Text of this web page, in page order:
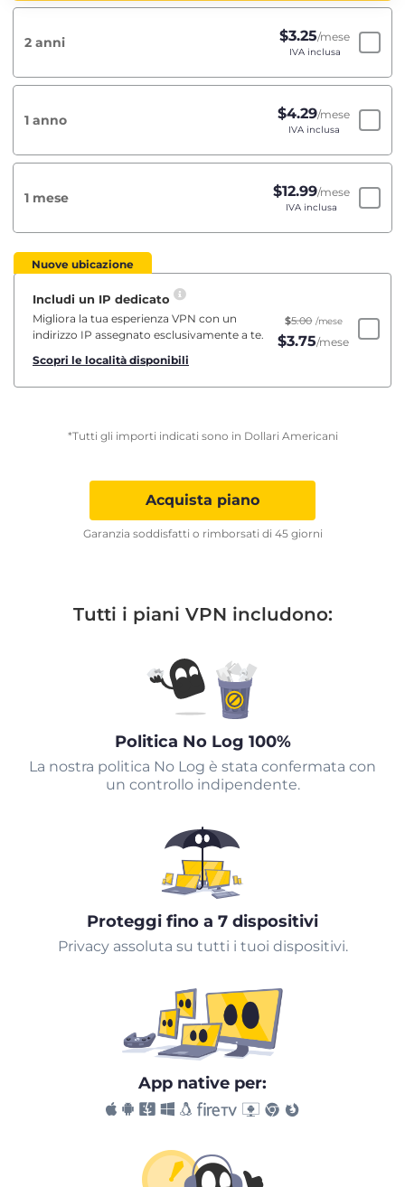
2 anni $3.25/mese
IVA inclusa
1 anno $4.29/mese
IVA inclusa
1 mese $12.99/mese
IVA inclusa
Nuove ubicazione
Includi un IP dedicato
Migliora la tua esperienza VPN con un
indirizzo IP assegnato esclusivamente a te.
Scopri le località disponibili
$5.00 /mese
$3.75/mese
*Tutti gli importi indicati sono in Dollari Americani
Acquista piano
Garanzia soddisfatti o rimborsati di 45 giorni
Tutti i piani VPN includono:
Politica No Log 100%
La nostra politica No Log è stata confermata con
un controllo indipendente.
Proteggi fino a 7 dispositivi
Privacy assoluta su tutti i tuoi dispositivi.
App native per: